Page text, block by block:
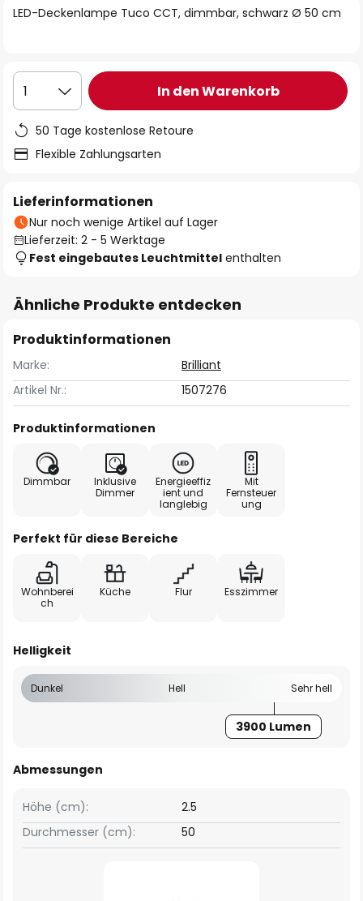
LED-Deckenlampe Tuco CCT, dimmbar, schwarz Ø 50 cm
1 In den Warenkorb
50 Tage kostenlose Retoure
Flexible Zahlungsarten
Lieferinformationen
Nur noch wenige Artikel auf Lager
Lieferzeit: 2 - 5 Werktage
Fest eingebautes Leuchtmittel enthalten
Ähnliche Produkte entdecken
Produktinformationen
Marke:
Brilliant
Artikel Nr.:
1507276
Produktinformationen
Dimmbar
Inklusive
Dimmer
Energieeffiz
ient und
langlebig
Mit
Fernsteuer
ung
Perfekt für diese Bereiche
Wohnberei
ch
Küche Flur Esszimmer
Helligkeit
Dunkel Hell Sehr hell
3900 Lumen
Abmessungen
Höhe (cm):
2.5
Durchmesser (cm):
50